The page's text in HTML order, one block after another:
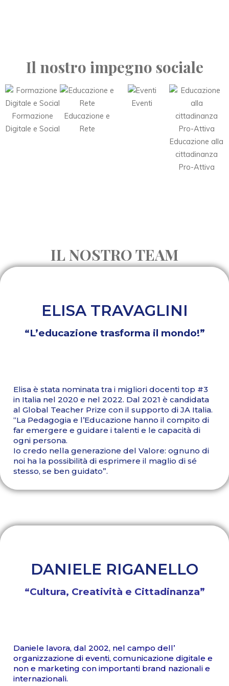
Il nostro impegno sociale
Formazione
Digitale e Social
Educazione e
Rete
Eventi
Educazione alla
cittadinanza
Pro-Attiva
IL NOSTRO TEAM
ELISA TRAVAGLINI
“L’educazione trasforma il mondo!”
Elisa è stata nominata tra i migliori docenti top #3
in Italia nel 2020 e nel 2022. Dal 2021 è candidata
al Global Teacher Prize con il supporto di JA Italia.
“La Pedagogia e l’Educazione hanno il compito di
far emergere e guidare i talenti e le capacità di
ogni persona.
Io credo nella generazione del Valore: ognuno di
noi ha la possibilità di esprimere il maglio di sé
stesso, se ben guidato”.
DANIELE RIGANELLO
“Cultura, Creatività e Cittadinanza”
Daniele lavora, dal 2002, nel campo dell’
organizzazione di eventi, comunicazione digitale e
non e marketing con importanti brand nazionali e
internazionali.